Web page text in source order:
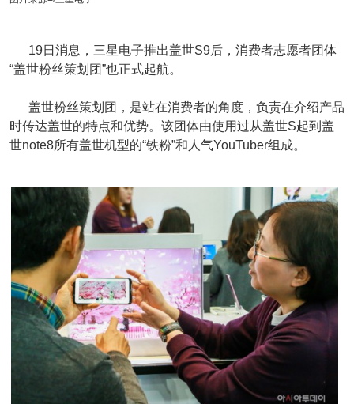
19日消息，三星电子推出盖世S9后，消费者志愿者团体
“盖世粉丝策划团”也正式起航。
盖世粉丝策划团，是站在消费者的角度，负责在介绍产品
时传达盖世的特点和优势。该团体由使用过从盖世S起到盖
世note8所有盖世机型的“铁粉”和人气YouTuber组成。